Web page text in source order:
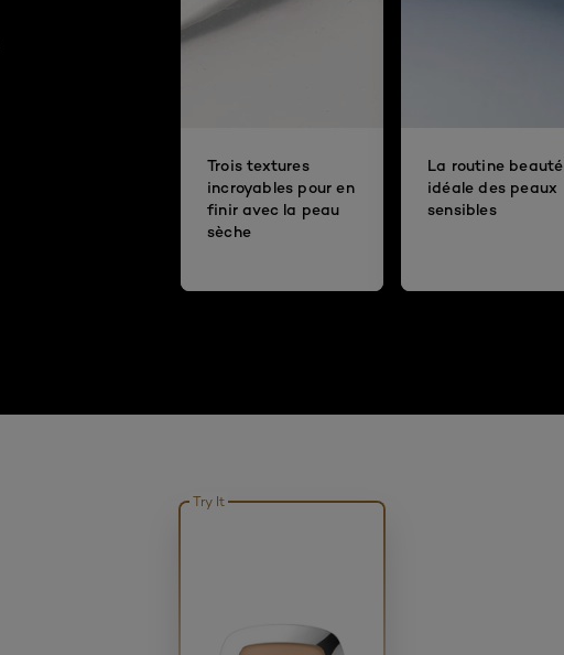
Trois textures
incroyables pour en
finir avec la peau
sèche
La routine beauté
idéale des peaux
sensibles
Try It